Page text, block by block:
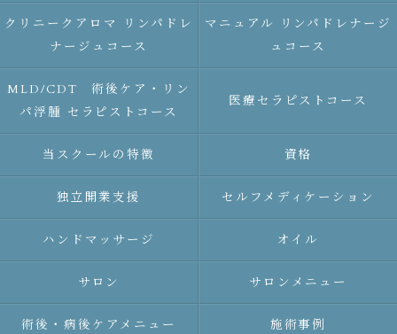
クリニークアロマ リンパドレ
ナージュコース
マニュアル リンパドレナージ
ュコース
MLD/CDT 術後ケア・リン
パ浮腫 セラピストコース
医療セラピストコース
当スクールの特徴 資格
独立開業支援 セルフメディケーション
ハンドマッサージ オイル
サロン サロンメニュー
術後・病後ケアメニュー 施術事例